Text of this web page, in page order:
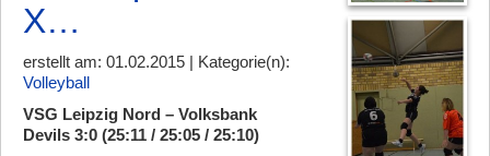
X…
erstellt am: 01.02.2015 | Kategorie(n):
Volleyball
VSG Leipzig Nord – Volksbank
Devils 3:0 (25:11 / 25:05 / 25:10)